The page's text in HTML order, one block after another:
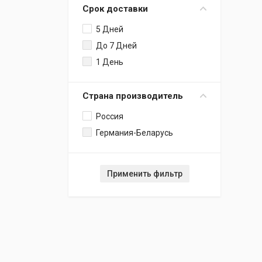
Пенополиуретан
Sky Cell Base / Sky Cell
Base Coal
Срок доставки
5 Дней
До 7 Дней
1 День
Страна производитель
Россия
Германия-Беларусь
Применить фильтр